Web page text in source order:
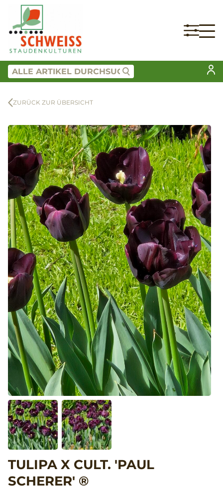
ZURÜCK ZUR ÜBERSICHT
TULIPA X CULT. 'PAUL
SCHERER' ®